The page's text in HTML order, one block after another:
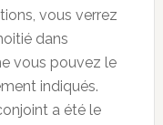
vous verrez
dans
vous pouvez le
indiqués.
a été le